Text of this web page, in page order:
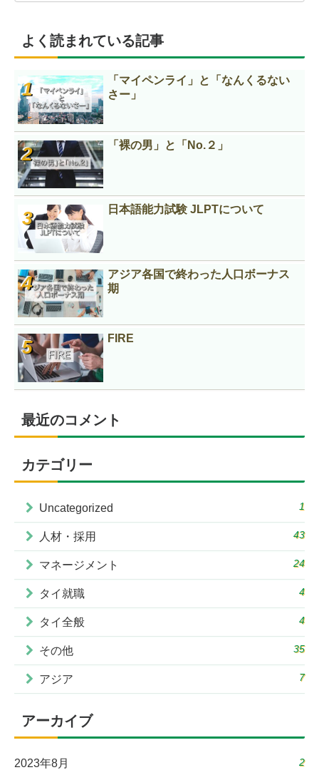
よく読まれている記事
「マイペンライ」と「なんくるない
さー」
「裸の男」と「No.２」
日本語能力試験 JLPTについて
アジア各国で終わった人口ボーナス
期
FIRE
最近のコメント
カテゴリー
Uncategorized 1
人材・採用 43
マネージメント 24
タイ就職 4
タイ全般 4
その他 35
アジア 7
アーカイブ
2023年8月 2